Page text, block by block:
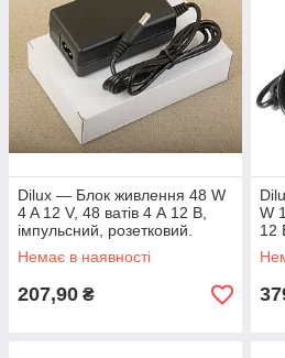
Dilux — Блок живлення 48 W
4 A 12 V, 48 ватів 4 А 12 В,
імпульсний, розетковий.
Немає в наявності
207,90 ₴
W
12